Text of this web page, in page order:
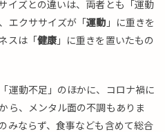
イズとの違いは、両者とも「運動
エクササイズが「運動 」に重きを
スは「 健康 」に重きを置いたもの
運動不足」のほかに、コロナ禍に
ら、メンタル面の不調もありま
みならず、食事なども含めて総合